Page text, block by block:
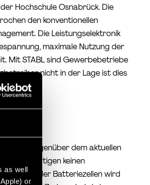
as well
or
Hochschule Osnabrück. Die
den konventionellen
Die Leistungselektronik
maximale Nutzung der
Mit STABL sind Gewerbebetriebe
nicht in der Lage ist dies
Vorteil gegenüber dem aktuellen
und benötigen keinen
der Batteriezellen wird